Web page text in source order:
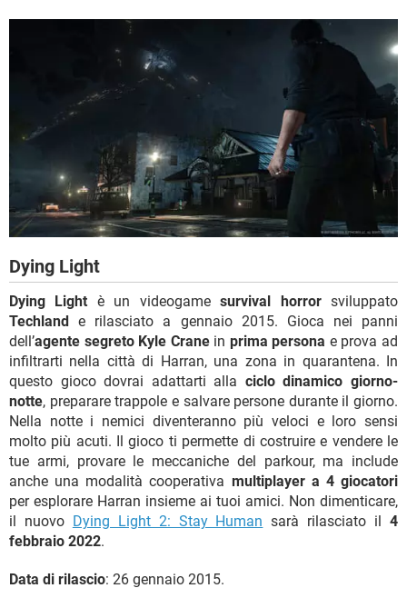
Dying Light
Dying Light è un videogamesurvival horrorsviluppato
Techland e rilasciato a gennaio 2015. Gioca nei panni
dell’agente segreto Kyle Cranein prima persona e prova ad
infiltrarti nella città di Harran, una zona in quarantena. In
questo gioco dovrai adattarti alla ciclo dinamico giorno-
notte, preparare trappole e salvare persone durante il giorno.
Nella notte i nemici diventeranno più veloci e loro sensi
molto più acuti. Il gioco ti permette di costruire e vendere le
tue armi, provare le meccaniche del parkour, ma include
anche una modalità cooperativa multiplayer a 4 giocatori
per esplorare Harran insieme ai tuoi amici. Non dimenticare,
il nuovo Dying Light 2: Stay Human sarà rilasciato il4
febbraio 2022.
Data di rilascio: 26 gennaio 2015.